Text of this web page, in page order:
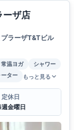
ーザ店
ラーザT&Tビル
常温ヨガ
シャワー
ーター もっと見る
定休日
週金曜日